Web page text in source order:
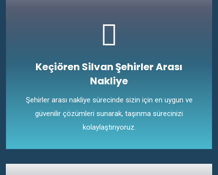
Keçiören Silvan Şehirler Arası
Nakliye
Şehirler arası nakliye sürecinde sizin için en uygun ve
güvenilir çözümleri sunarak, taşınma sürecinizi
kolaylaştırıyoruz.